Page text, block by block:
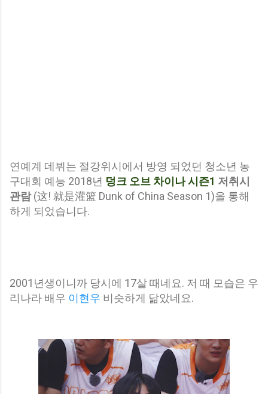
연예계 데뷔는 절강위시에서 방영 되었던 청소년 농
구대회 예능 2018년 덩크 오브 차이나 시즌1 저취시
관람(这! 就是灌篮 Dunk of China Season 1)을 통해
하게 되었습니다.
2001년생이니까 당시에 17살 때네요. 저 때 모습은 우
리나라 배우 이현우 비슷하게 닮았네요.